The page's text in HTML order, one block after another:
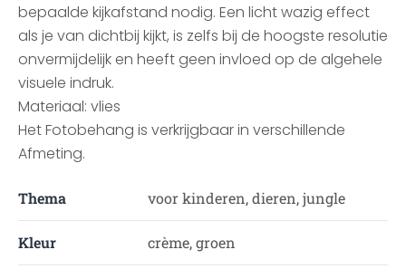
bepaalde kijkafstand nodig. Een licht wazig effect
als je van dichtbij kijkt, is zelfs bij de hoogste resolutie
onvermijdelijk en heeft geen invloed op de algehele
visuele indruk.
Materiaal: vlies
Het Fotobehang is verkrijgbaar in verschillende
Afmeting.
Thema voor kinderen, dieren, jungle
Kleur crème, groen